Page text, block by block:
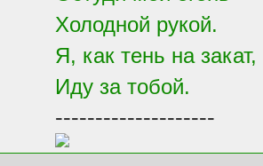
Холодной рукой.
Я, как тень на закат,
Иду за тобой.
--------------------